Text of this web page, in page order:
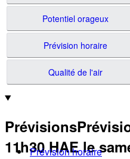
Potentiel orageux
Prévision horaire
Qualité de l'air
Prévisions
11h30HAEle
Prévision horaire